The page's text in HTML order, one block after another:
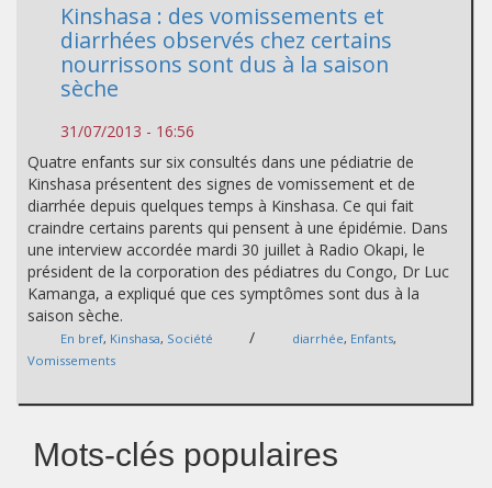
Kinshasa : des vomissements et
diarrhées observés chez certains
nourrissons sont dus à la saison
sèche
31/07/2013 - 16:56
Quatre enfants sur six consultés dans une pédiatrie de
Kinshasa présentent des signes de vomissement et de
diarrhée depuis quelques temps à Kinshasa. Ce qui fait
craindre certains parents qui pensent à une épidémie. Dans
une interview accordée mardi 30 juillet à Radio Okapi, le
président de la corporation des pédiatres du Congo, Dr Luc
Kamanga, a expliqué que ces symptômes sont dus à la
saison sèche.
En bref, Kinshasa, Société / diarrhée, Enfants,
Vomissements
Mots-clés populaires